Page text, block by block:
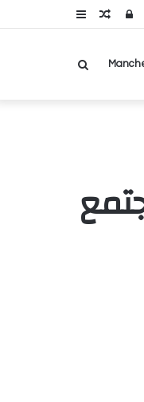
عمودمقالتسجيل
بحث